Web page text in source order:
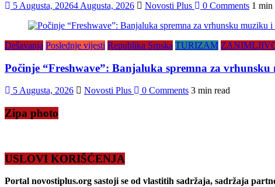
5 Augusta, 20264 Augusta, 2026 Novosti Plus 0 Comments 1 min
Dešavanja Poslednje vijesti Republika Srpska TURIZAM
Počinje “Freshwave”: Banjaluka spremna za
5 Augusta, 2026 Novosti Plus 0 Comments 3 min read
Zipa photo
USLOVI KORIŠĆENJA
Portal novostiplus.org sastoji se od vlastitih sadržaja, sadržaja